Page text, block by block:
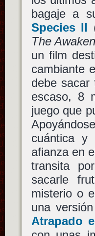
bagaje a
Species II
The
un film
cambiante
debe
escaso, 8
juego que
cuántica y
afianza en
transita
sacarle
misterio o
una
Atrapado